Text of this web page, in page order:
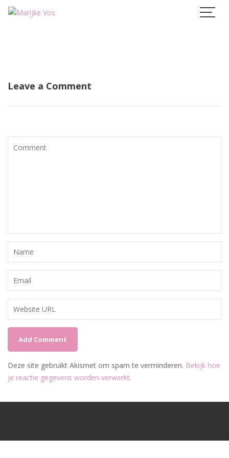
Skip
Leave a Comment
Deze site gebruikt Akismet om spam te verminderen. Bekijk hoe
je reactie gegevens worden verwerkt.